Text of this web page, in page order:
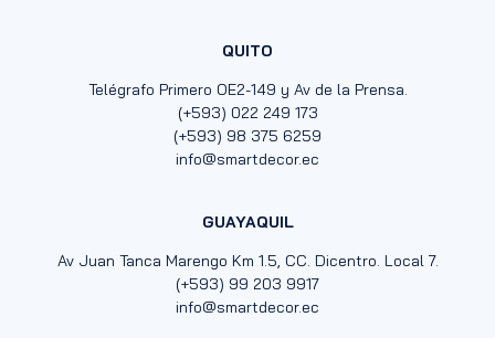
QUITO
Telégrafo Primero OE2-149 y Av de la Prensa.
(+593) 022 249 173
(+593) 98 375 6259
info@smartdecor.ec
GUAYAQUIL
Av Juan Tanca Marengo Km 1.5, CC. Dicentro. Local 7.
(+593) 99 203 9917
info@smartdecor.ec